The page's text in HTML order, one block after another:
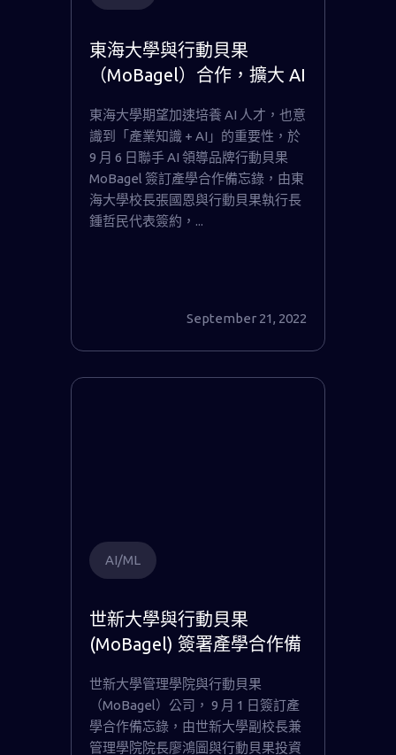
東海大學與行動貝果
（MoBagel）合作，擴大 AI
東海大學期望加速培養 AI 人才，也意
識到「產業知識 + AI」的重要性，於
9 月 6 日聯手 AI 領導品牌行動貝果
MoBagel 簽訂產學合作備忘錄，由東
海大學校長張國恩與行動貝果執行長
鍾哲民代表簽約，...
September 21, 2022
AI/ML
世新大學與行動貝果
(MoBagel) 簽署產學合作備
人才
世新大學管理學院與行動貝果
（MoBagel）公司， 9 月 1 日簽訂產
學合作備忘錄，由世新大學副校長兼
管理學院院長廖鴻圖與行動貝果投資